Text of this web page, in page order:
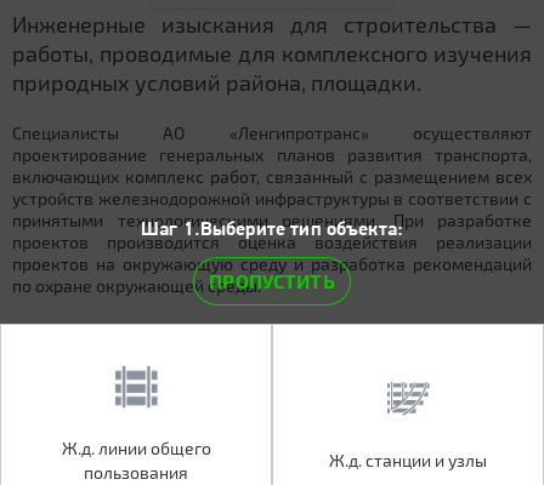
Инженерные изыскания для строительства —
работы, проводимые для комплексного изучения
природных условий района, площадки.
Специалисты АО «Ленгипротранс» осуществляют
проектирование генеральных планов развития транспорта,
включающих комплекс работ, связанный с размещением всех
устройств железнодорожной инфраструктуры в соответствии с
принятыми технологическими решениями. При разработке
проектов производится оценка воздействия реализации
проектов на окружающую среду и разработка рекомендаций
по охране окружающей среды.
Ж.д. линии общего
пользования
Шаг 1.Выберите тип объекта:
ПРОПУСТИТЬ
Ж.д. линии общего
пользования
Ж.д. станции и узлы